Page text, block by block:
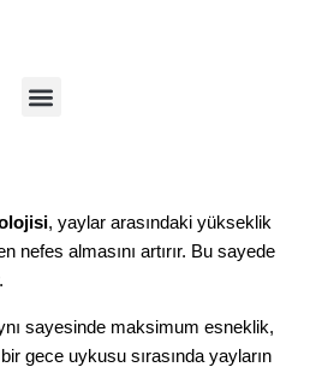
, yaylar arasındaki yükseklik
nefes almasını artırır. Bu sayede
sayesinde maksimum esneklik,
gece uykusu sırasında yayların